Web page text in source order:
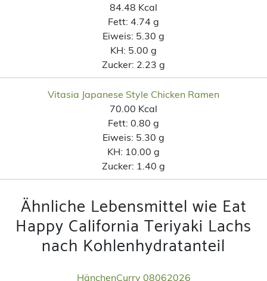
84.48 Kcal
Fett: 4.74 g
Eiweis: 5.30 g
KH: 5.00 g
Zucker: 2.23 g
Vitasia Japanese Style Chicken Ramen
70.00 Kcal
Fett: 0.80 g
Eiweis: 5.30 g
KH: 10.00 g
Zucker: 1.40 g
Ähnliche Lebensmittel wie Eat
Happy California Teriyaki Lachs
nach Kohlenhydratanteil
HänchenCurry 08062026